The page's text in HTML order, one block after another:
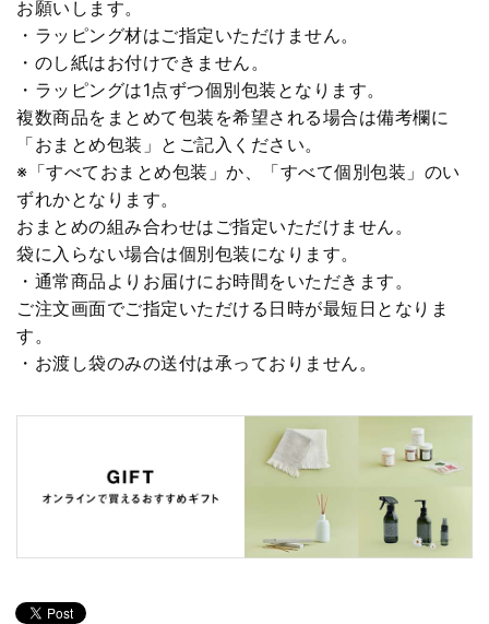
お願いします。
・ラッピング材はご指定いただけません。
・のし紙はお付けできません。
・ラッピングは1点ずつ個別包装となります。
複数商品をまとめて包装を希望される場合は備考欄に
「おまとめ包装」とご記入ください。
※「すべておまとめ包装」か、「すべて個別包装」のい
ずれかとなります。
おまとめの組み合わせはご指定いただけません。
袋に入らない場合は個別包装になります。
・通常商品よりお届けにお時間をいただきます。
ご注文画面でご指定いただける日時が最短日となりま
す。
・お渡し袋のみの送付は承っておりません。